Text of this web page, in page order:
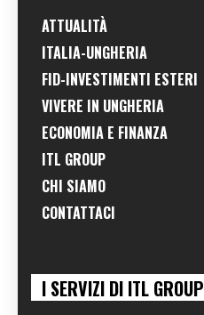
ATTUALITÀ
ITALIA-UNGHERIA
FID-INVESTIMENTI ESTERI
VIVERE IN UNGHERIA
ECONOMIA E FINANZA
ITL GROUP
CHI SIAMO
CONTATTACI
I SERVIZI DI ITL GROUP